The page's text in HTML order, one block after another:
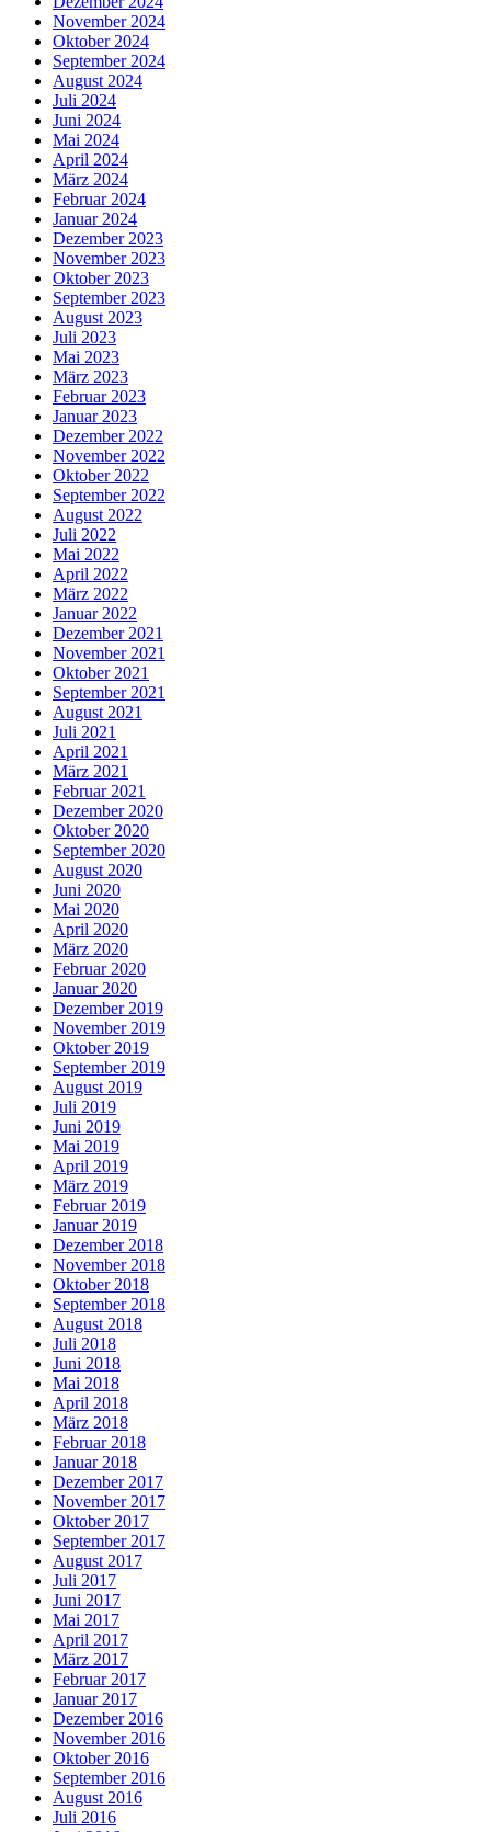
November 2024
Oktober 2024
September 2024
August 2024
Juli 2024
Juni 2024
Mai 2024
April 2024
März 2024
Februar 2024
Januar 2024
Dezember 2023
November 2023
Oktober 2023
September 2023
August 2023
Juli 2023
Mai 2023
März 2023
Februar 2023
Januar 2023
Dezember 2022
November 2022
Oktober 2022
September 2022
August 2022
Juli 2022
Mai 2022
April 2022
März 2022
Januar 2022
Dezember 2021
November 2021
Oktober 2021
September 2021
August 2021
Juli 2021
April 2021
März 2021
Februar 2021
Dezember 2020
Oktober 2020
September 2020
August 2020
Juni 2020
Mai 2020
April 2020
März 2020
Februar 2020
Januar 2020
Dezember 2019
November 2019
Oktober 2019
September 2019
August 2019
Juli 2019
Juni 2019
Mai 2019
April 2019
März 2019
Februar 2019
Januar 2019
Dezember 2018
November 2018
Oktober 2018
September 2018
August 2018
Juli 2018
Juni 2018
Mai 2018
April 2018
März 2018
Februar 2018
Januar 2018
Dezember 2017
November 2017
Oktober 2017
September 2017
August 2017
Juli 2017
Juni 2017
Mai 2017
April 2017
März 2017
Februar 2017
Januar 2017
Dezember 2016
November 2016
Oktober 2016
September 2016
August 2016
Juli 2016